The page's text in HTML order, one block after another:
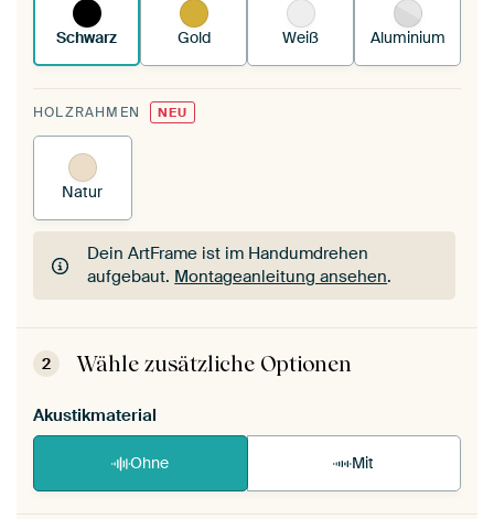
Schwarz Gold Weiß Aluminium
HOLZRAHMEN NEU
Natur
Dein ArtFrame ist im Handumdrehen
aufgebaut. Montageanleitung ansehen.
Dein ArtFrame ist im Handumdrehen
aufgebaut.Montageanleitung ansehen
2 Wähle zusätzliche Optionen
Akustikmaterial
Ohne Mit